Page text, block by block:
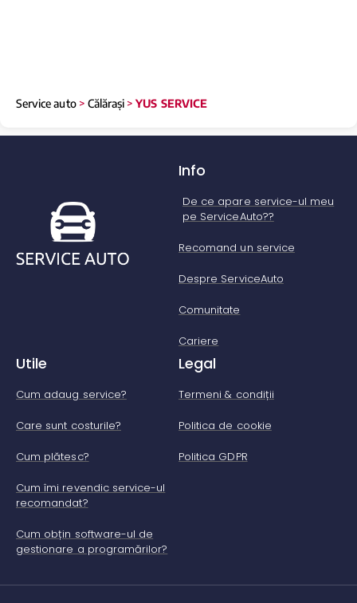
Service auto> Călărași >YUS SERVICE
Info
De ce apare service-ul meu
pe ServiceAuto??
Recomand un service
Despre ServiceAuto
Comunitate
Cariere
Utile
Cum adaug service?
Care sunt costurile?
Cum plătesc?
Cum îmi revendic service-ul
recomandat?
Cum obțin software-ul de
gestionare a programărilor?
Legal
Termeni & condiții
Politica de cookie
Politica GDPR